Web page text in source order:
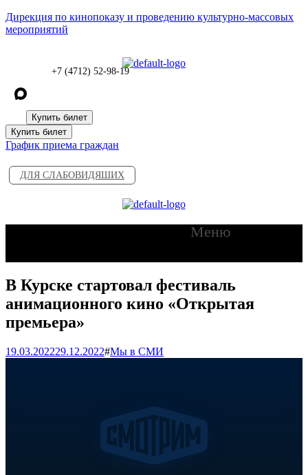
Дирекция по кинопоказу и проведению культурно-массовых
мероприятий
+7 (4712) 52-98-19
Купить билет
Купить билет
График приема граждан
ДЛЯ СЛАБОВИДЯШИХ
Меню
В Курске стартовал фестиваль
анимационного кино «Открытая
премьера»
19.03.202229.12.2022#Мы в СМИ